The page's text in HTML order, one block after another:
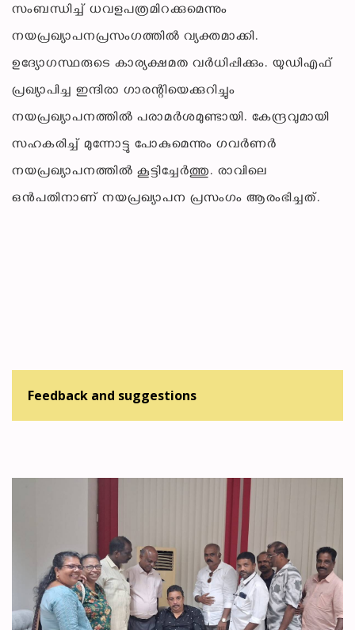
സംബന്ധിച്ച് ധവളപത്രമിറക്കുമെന്നും
നയപ്രഖ്യാപനപ്രസംഗത്തില്‍ വ്യക്തമാക്കി.
ഉദ്യോഗസ്ഥരുടെ കാര്യക്ഷമത വര്‍ധിപ്പിക്കും. യുഡിഎഫ്
പ്രഖ്യാപിച്ച ഇന്ദിരാ ഗാരന്റിയെക്കുറിച്ചും
നയപ്രഖ്യാപനത്തില്‍ പരാമര്‍ശമുണ്ടായി. കേന്ദ്രവുമായി
സഹകരിച്ച് മുന്നോട്ടു പോകുമെന്നും ഗവര്‍ണര്‍
നയപ്രഖ്യാപനത്തില്‍ കൂട്ടിച്ചേര്‍ത്തു. രാവിലെ
ഒന്‍പതിനാണ് നയപ്രഖ്യാപന പ്രസംഗം ആരംഭിച്ചത്.
Feedback and suggestions